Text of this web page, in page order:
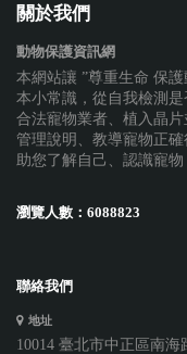
關於我們
動物保護資訊網
本網站讓 ”尊重生命 保
本小常識，從自我檢測
合法寵物業者、植入晶
管理說明、教導寵物正
助您了解自己、認識寵
瀏覽人數： 6088823
聯絡我們
地址
10014 臺北市中正區南海